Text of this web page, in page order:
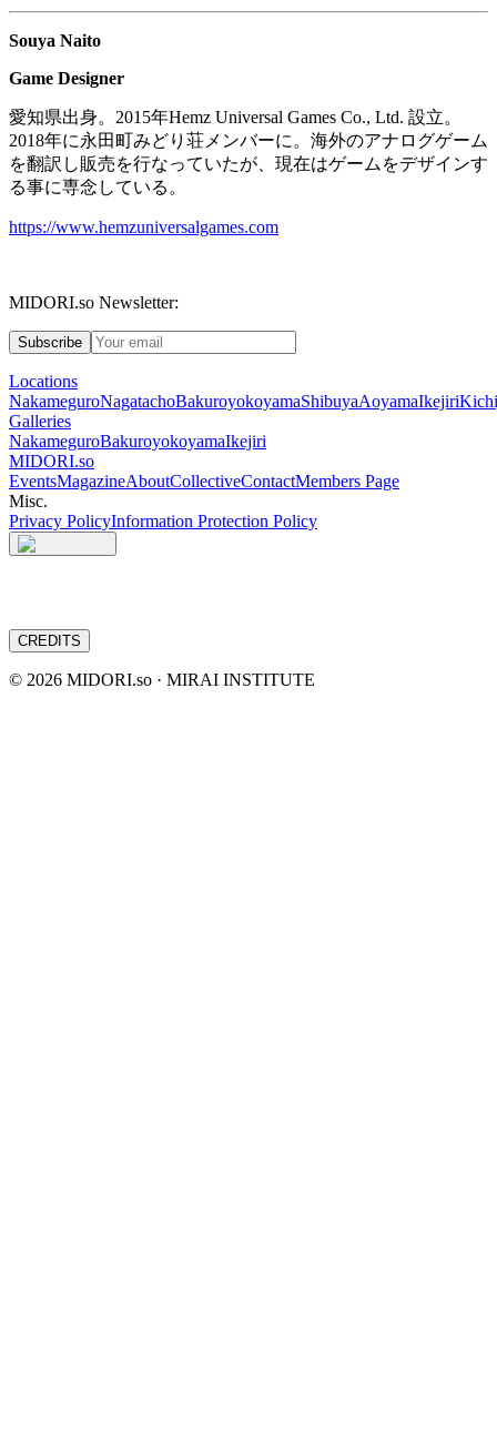
Souya Naito
Game Designer
愛知県出身。 2015年Hemz Universal Games Co., Ltd. 設立。
2018年に永田町みどり荘メンバーに。海外のアナログゲーム
を翻訳し販売を行なっていたが、現在はゲームをデザインす
る事に専念している。
https://www.hemzuniversalgames.com
MIDORI.so Newsletter:
Subscribe
Locations
NakameguroNagatachoBakuroyokoyamaShibuyaAoyamaIkejiri
Galleries
NakameguroBakuroyokoyamaIkejiri
MIDORI.so
EventsMagazineAboutCollectiveContactMembers Page
Misc.
Privacy PolicyInformation Protection Policy
CREDITS
© 2026 MIDORI.so · MIRAI INSTITUTE